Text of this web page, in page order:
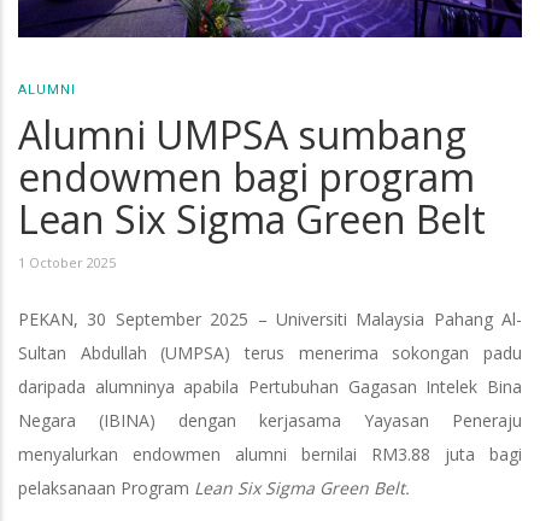
ALUMNI
Alumni UMPSA sumbang
endowmen bagi program
Lean Six Sigma Green Belt
1 October 2025
PEKAN, 30 September 2025 – Universiti Malaysia Pahang Al-
Sultan Abdullah (UMPSA) terus menerima sokongan padu
daripada alumninya apabila Pertubuhan Gagasan Intelek Bina
Negara (IBINA) dengan kerjasama Yayasan Peneraju
menyalurkan endowmen alumni bernilai RM3.88 juta bagi
pelaksanaan Program Lean Six Sigma Green Belt.